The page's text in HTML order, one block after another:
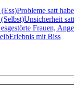
satt
Frauen,
mit Biss